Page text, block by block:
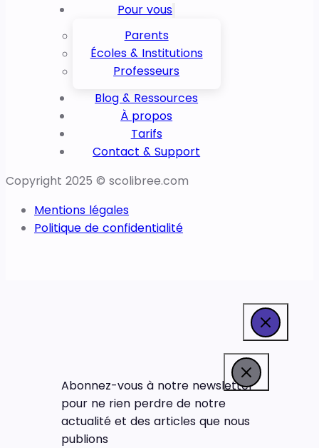
Pour vous
Parents
Écoles & Institutions
Professeurs
Blog & Ressources
À propos
Tarifs
Contact & Support
Copyright 2025 © scolibree.com
Mentions légales
Politique de confidentialité
Abonnez-vous à notre newsletter
pour ne rien perdre de notre
actualité et des articles que nous
publions